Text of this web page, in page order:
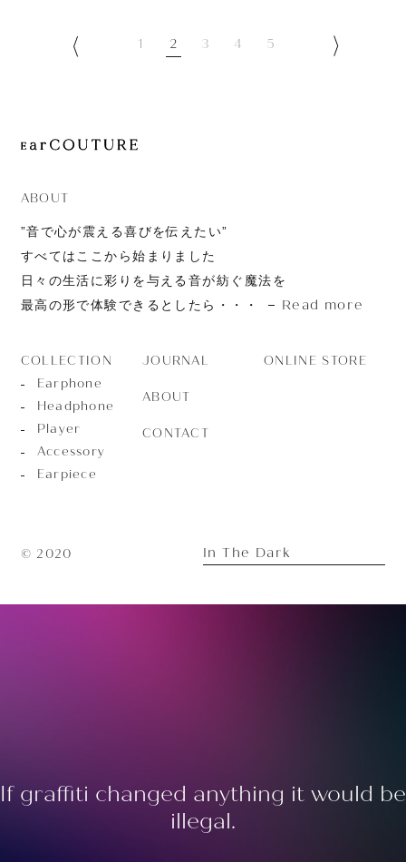
1 2 3 4 5
ABOUT
”音で心が震える喜びを伝えたい”
すべてはここから始まりました
日々の生活に彩りを与える音が紡ぐ魔法を
最高の形で体験できるとしたら・・・
Read more
COLLECTION
Earphone
Headphone
Player
Accessory
Earpiece
JOURNAL
ABOUT
CONTACT
ONLINE STORE
© 2020 In The Dark
If graffiti changed anything it would be
illegal.